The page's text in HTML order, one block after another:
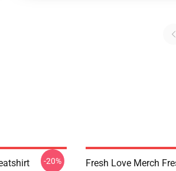
-20%
Fresh Love Merch